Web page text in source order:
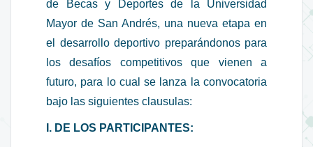
de Becas y Deportes de la Universidad
Mayor de San Andrés, una nueva etapa en
el desarrollo deportivo preparándonos para
los desafíos competitivos que vienen a
futuro, para lo cual se lanza la convocatoria
bajo las siguientes clausulas:
I. DE LOS PARTICIPANTES: